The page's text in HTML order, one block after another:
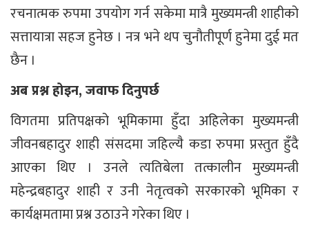
रचनात्मक रुपमा उपयोग गर्न सकेमा मात्रै मुख्यमन्त्री शाहीको
सत्तायात्रा सहज हुनेछ । नत्र भने थप चुनौतीपूर्ण हुनेमा दुई मत
छैन ।
अब प्रश्न होइन, जवाफ दिनुपर्छ
विगतमा प्रतिपक्षको भूमिकामा हुँदा अहिलेका मुख्यमन्त्री
जीवनबहादुर शाही संसदमा जहिल्यै कडा रुपमा प्रस्तुत हुँदै
आएका थिए । उनले त्यतिबेला तत्कालीन मुख्यमन्त्री
महेन्द्रबहादुर शाही र उनी नेतृत्वको सरकारको भूमिका र
कार्यक्षमतामा प्रश्न उठाउने गरेका थिए ।